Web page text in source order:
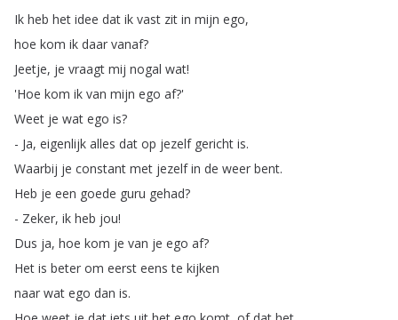
Ik heb het idee dat ik vast zit in mijn ego,
hoe kom ik daar vanaf?
Jeetje, je vraagt mij nogal wat!
'Hoe kom ik van mijn ego af?'
Weet je wat ego is?
- Ja, eigenlijk alles dat op jezelf gericht is.
Waarbij je constant met jezelf in de weer bent.
Heb je een goede guru gehad?
- Zeker, ik heb jou!
Dus ja, hoe kom je van je ego af?
Het is beter om eerst eens te kijken
naar wat ego dan is.